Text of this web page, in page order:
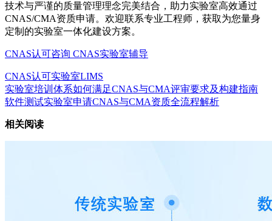
技术与严谨的质量管理理念完美结合，助力实验室高效通过
CNAS/CMA资质申请。欢迎联系专业工程师，获取为您量身
定制的实验室一体化建设方案。
CNAS认可咨询 CNAS实验室辅导
CNAS认可实验室LIMS
实验室培训体系如何满足CNAS与CMA评审要求及构建指南
软件测试实验室申请CNAS与CMA资质全流程解析
相关阅读